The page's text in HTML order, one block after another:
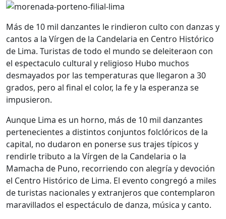
Más de 10 mil danzantes le rindieron culto con danzas y
cantos a la Vírgen de la Candelaria en Centro Histórico
de Lima. Turistas de todo el mundo se deleiteraon con
el espectaculo cultural y religioso Hubo muchos
desmayados por las temperaturas que llegaron a 30
grados, pero al final el color, la fe y la esperanza se
impusieron.
Aunque Lima es un horno, más de 10 mil danzantes
pertenecientes a distintos conjuntos folclóricos de la
capital, no dudaron en ponerse sus trajes típicos y
rendirle tributo a la Vírgen de la Candelaria o la
Mamacha de Puno, recorriendo con alegría y devoción
el Centro Histórico de Lima. El evento congregó a miles
de turistas nacionales y extranjeros que contemplaron
maravillados el espectáculo de danza, música y canto.